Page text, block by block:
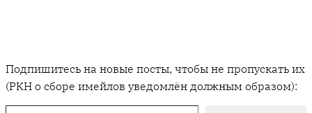
Подпишитесь на новые посты, чтобы не пропускать их
(РКН о сборе имейлов уведомлён должным образом):
Введите адрес электронной почты…